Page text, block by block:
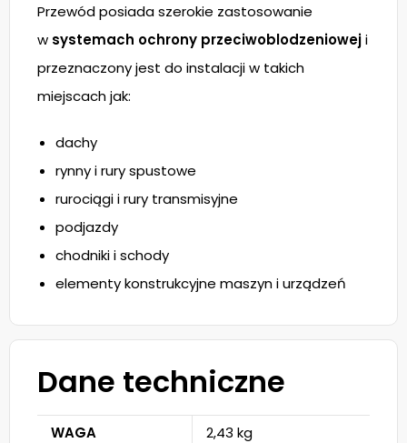
Przewód posiada szerokie zastosowanie
w systemach ochrony przeciwoblodzenioweji
przeznaczony jest do instalacji w takich
miejscach jak:
dachy
rynny i rury spustowe
rurociągi i rury transmisyjne
podjazdy
chodniki i schody
elementy konstrukcyjne maszyn i urządzeń
Dane techniczne
WAGA
2,43 kg